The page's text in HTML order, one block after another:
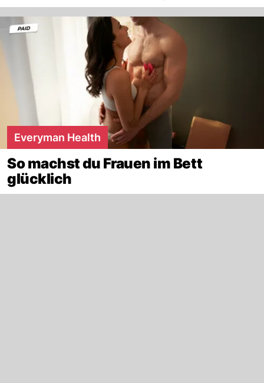
Everyman Health
So machst du Frauen im Bett
glücklich